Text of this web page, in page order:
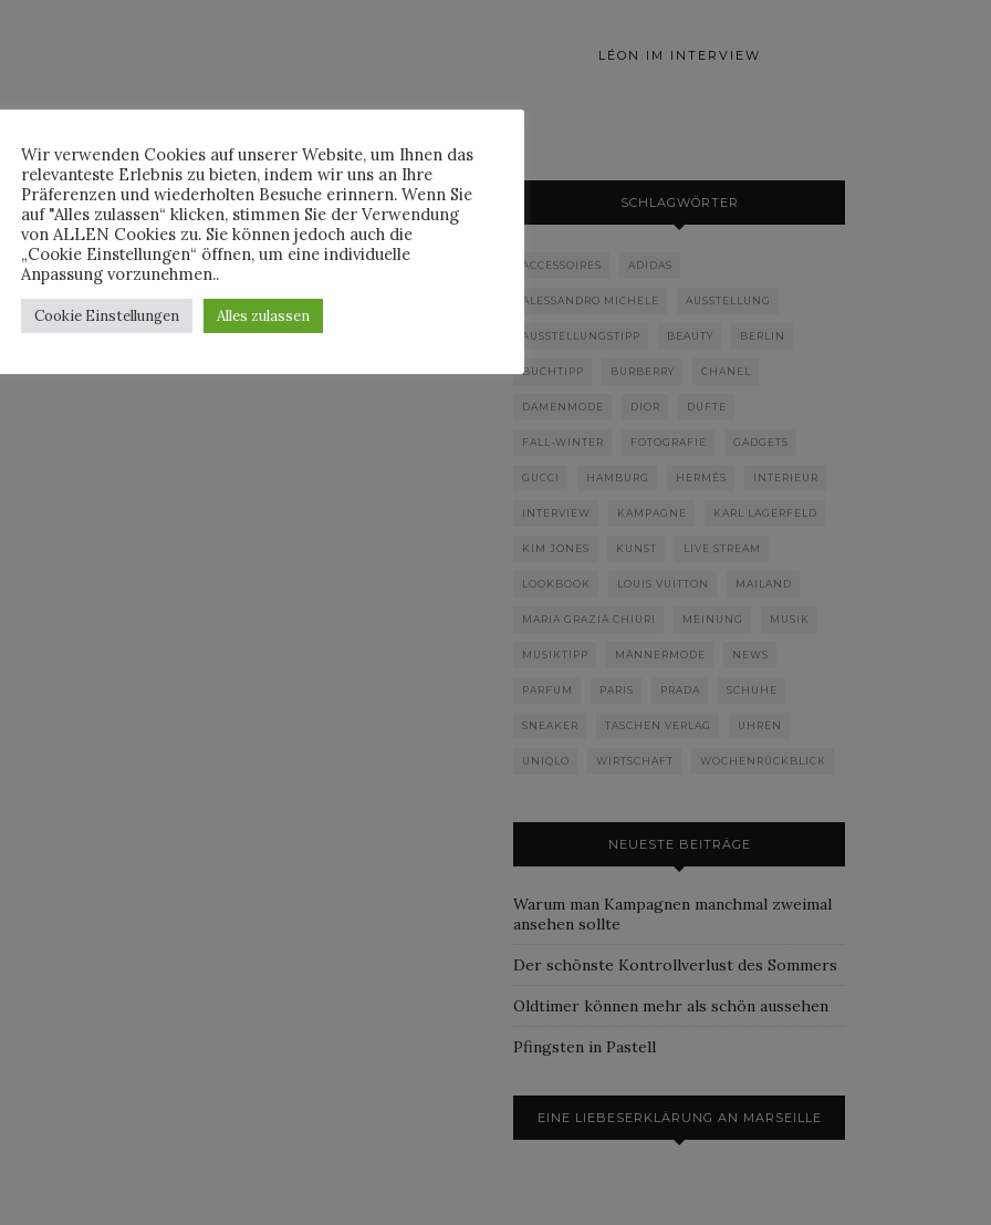
LÉON IM INTERVIEW
SCHLAGWÖRTER
ACCESSOIRES ADIDAS
ALESSANDRO MICHELE AUSSTELLUNG
AUSSTELLUNGSTIPP BEAUTY BERLIN
BUCHTIPP BURBERRY CHANEL
DAMENMODE DIOR DÜFTE
FALL-WINTER FOTOGRAFIE GADGETS
GUCCI HAMBURG HERMÈS INTERIEUR
INTERVIEW KAMPAGNE KARL LAGERFELD
KIM JONES KUNST LIVE STREAM
LOOKBOOK LOUIS VUITTON MAILAND
MARIA GRAZIA CHIURI MEINUNG MUSIK
MUSIKTIPP MÄNNERMODE NEWS
PARFUM PARIS PRADA SCHUHE
SNEAKER TASCHEN VERLAG UHREN
UNIQLO WIRTSCHAFT WOCHENRÜCKBLICK
NEUESTE BEITRÄGE
Warum man Kampagnen manchmal zweimal
ansehen sollte
Der schönste Kontrollverlust des Sommers
Oldtimer können mehr als schön aussehen
Pfingsten in Pastell
EINE LIEBESERKLÄRUNG AN MARSEILLE
Wir verwenden Cookies auf unserer Website, um Ihnen das
relevanteste Erlebnis zu bieten, indem wir uns an Ihre
Präferenzen und wiederholten Besuche erinnern. Wenn Sie
auf "Alles zulassen“ klicken, stimmen Sie der Verwendung
von ALLEN Cookies zu. Sie können jedoch auch die
„Cookie Einstellungen“ öffnen, um eine individuelle
Anpassung vorzunehmen..
Cookie Einstellungen Alles zulassen